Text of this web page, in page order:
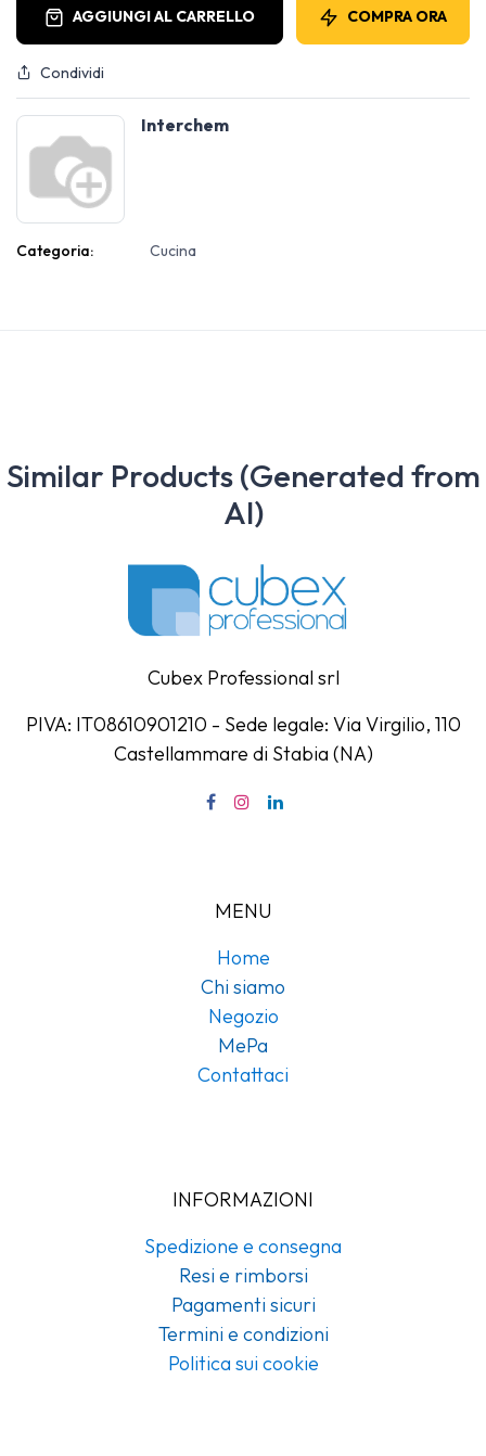
AGGIUNGI AL CARRELLO COMPRA ORA
Condividi
Interchem
Categoria: Cucina
Similar Products (Generated from
AI)
Cubex Professional srl
PIVA: IT08610901210 - Sede legale: Via Virgilio, 110
Castellammare di Stabia (NA)
MENU
Home
Chi siamo
Negozio
MePa
Contattaci
INFORMAZIONI
Spedizione e consegna
Resi e rimborsi
Pagamenti sicuri
Termini e condizioni
Politica sui cookie